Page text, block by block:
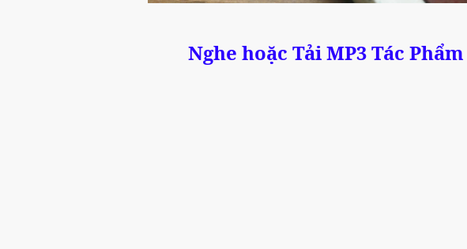
Nghe hoặc Tải MP3 Tác